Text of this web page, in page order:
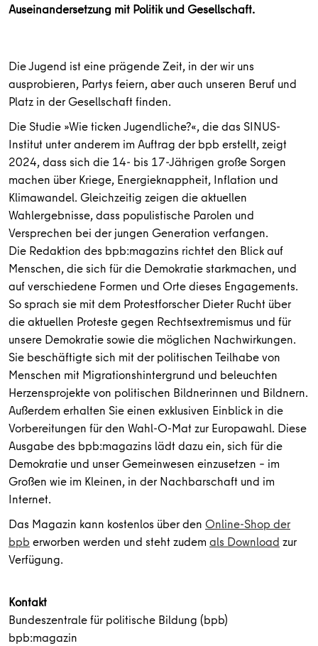
Auseinandersetzung mit Politik und Gesellschaft.
Die Jugend ist eine prägende Zeit, in der wir uns
ausprobieren, Partys feiern, aber auch unseren Beruf und
Platz in der Gesellschaft finden.
Die Studie »Wie ticken Jugendliche?«, die das SINUS-
Institut unter anderem im Auftrag der bpb erstellt, zeigt
2024, dass sich die 14- bis 17-Jährigen große Sorgen
machen über Kriege, Energieknappheit, Inflation und
Klimawandel. Gleichzeitig zeigen die aktuellen
Wahlergebnisse, dass populistische Parolen und
Versprechen bei der jungen Generation verfangen.
Die Redaktion des bpb:magazins richtet den Blick auf
Menschen, die sich für die Demokratie starkmachen, und
auf verschiedene Formen und Orte dieses Engagements.
So sprach sie mit dem Protestforscher Dieter Rucht über
die aktuellen Proteste gegen Rechtsextremismus und für
unsere Demokratie sowie die möglichen Nachwirkungen.
Sie beschäftigte sich mit der politischen Teilhabe von
Menschen mit Migrationshintergrund und beleuchten
Herzensprojekte von politischen Bildnerinnen und Bildnern.
Außerdem erhalten Sie einen exklusiven Einblick in die
Vorbereitungen für den Wahl-O-Mat zur Europawahl. Diese
Ausgabe des bpb:magazins lädt dazu ein, sich für die
Demokratie und unser Gemeinwesen einzusetzen – im
Großen wie im Kleinen, in der Nachbarschaft und im
Internet.
Das Magazin kann kostenlos über den Online-Shop der
bpb erworben werden und steht zudem als Download zur
Verfügung.
Kontakt
Bundeszentrale für politische Bildung (bpb)
bpb:magazin